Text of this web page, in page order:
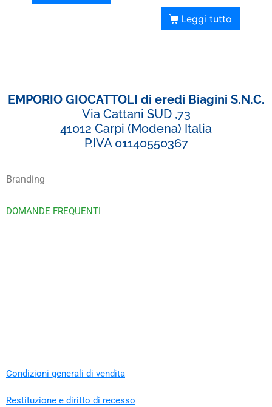
Leggi tutto
EMPORIO GIOCATTOLI di eredi Biagini S.N.C.
Via Cattani SUD ,73
41012 Carpi (Modena) Italia
P.IVA 01140550367
Branding
DOMANDE FREQUENTI
Condizioni generali di vendita
Restituzione e diritto di recesso